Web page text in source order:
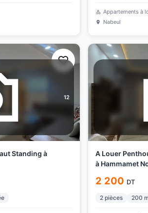
Appartements à
Nabeul
12
Standing à
A Louer
à Hammamet
2 200 DT
2 pièces 200